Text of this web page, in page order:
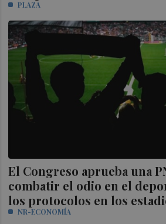
PLAZA
El Congreso aprueba una
combatir el odio en el
los protocolos en los
NR-ECONOMÍA